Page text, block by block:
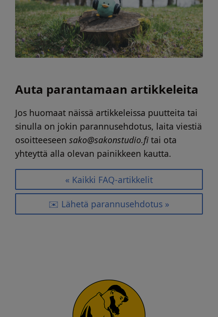
Auta parantamaan artikkeleita
Jos huomaat näissä artikkeleissa puutteita tai
sinulla on jokin parannusehdotus, laita viestiä
osoitteeseen sako@sakonstudio.fitai ota
yhteyttä alla olevan painikkeen kautta.
« Kaikki FAQ-artikkelit
✉️ Lähetä parannusehdotus »